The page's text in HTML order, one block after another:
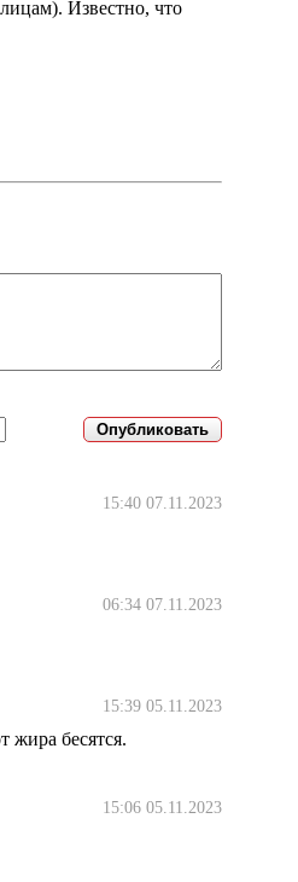
Известно, что
15:40 07.11.2023
06:34 07.11.2023
15:39 05.11.2023
жира бесятся.
15:06 05.11.2023